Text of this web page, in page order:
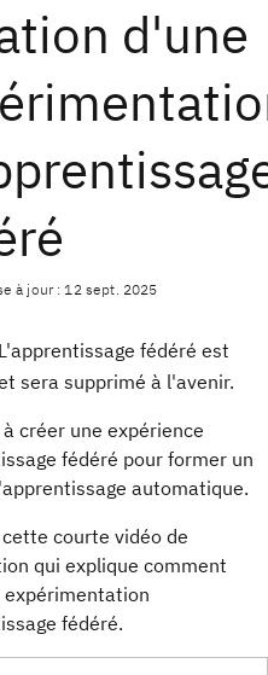
d'une
à jour : 12 sept. 2025
L'apprentissage fédéré est
sera supprimé à l'avenir.
créer une expérience
fédéré pour former un
automatique.
cette courte vidéo de
qui explique comment
expérimentation
fédéré.